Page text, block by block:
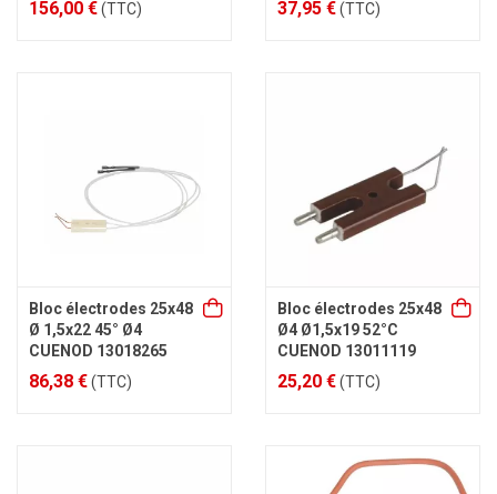
156,00 €(TTC) 37,95 €(TTC)
Bloc électrodes 25x48
Ø 1,5x22 45° Ø4
CUENOD 13018265
86,38 €(TTC)
Bloc électrodes 25x48
Ø4 Ø1,5x19 52°C
CUENOD 13011119
25,20 €(TTC)